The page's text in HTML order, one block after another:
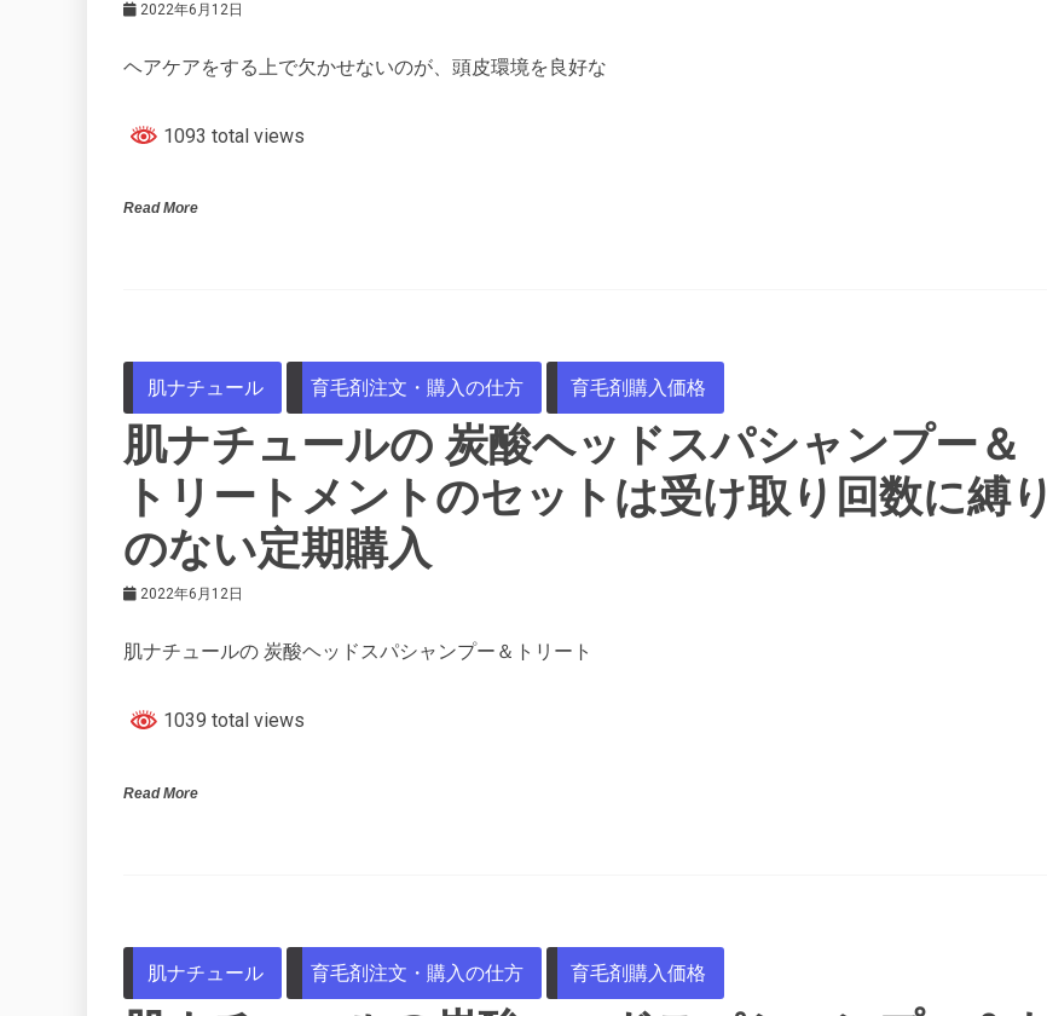
2022年6月12日
ヘアケアをする上で欠かせないのが、頭皮環境を良好な
1093 total views
Read More
肌ナチュール 育毛剤注文・購入の仕方 育毛剤購入価格
肌ナチュールの 炭酸ヘッドスパシャンプー＆
トリートメントのセットは受け取り回数に縛り
のない定期購入
2022年6月12日
肌ナチュールの 炭酸ヘッドスパシャンプー＆トリート
1039 total views
Read More
肌ナチュール 育毛剤注文・購入の仕方 育毛剤購入価格